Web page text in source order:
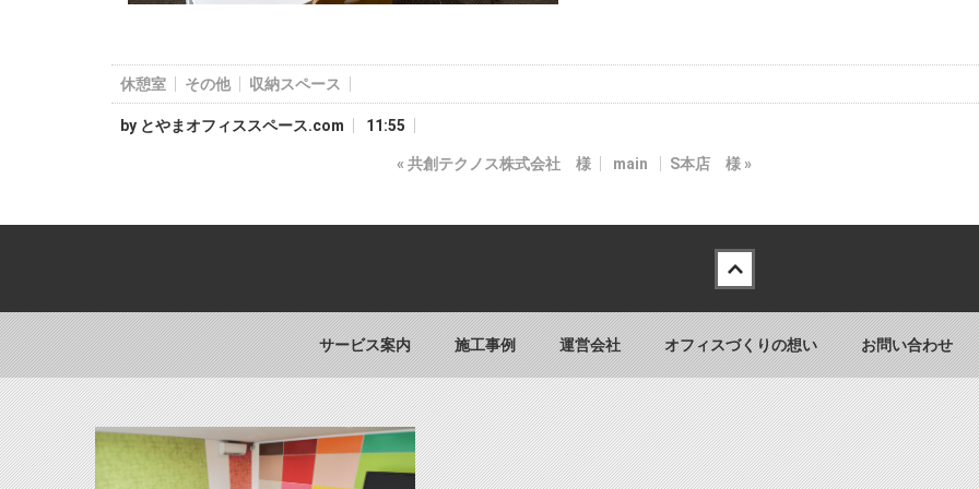
休憩室 その他 収納スペース
by とやまオフィススペース.com 11:55
«共創テクノス株式会社 様 main S本店 様 »
サービス案内 施工事例 運営会社 オフィスづくりの想い お問い合わせ